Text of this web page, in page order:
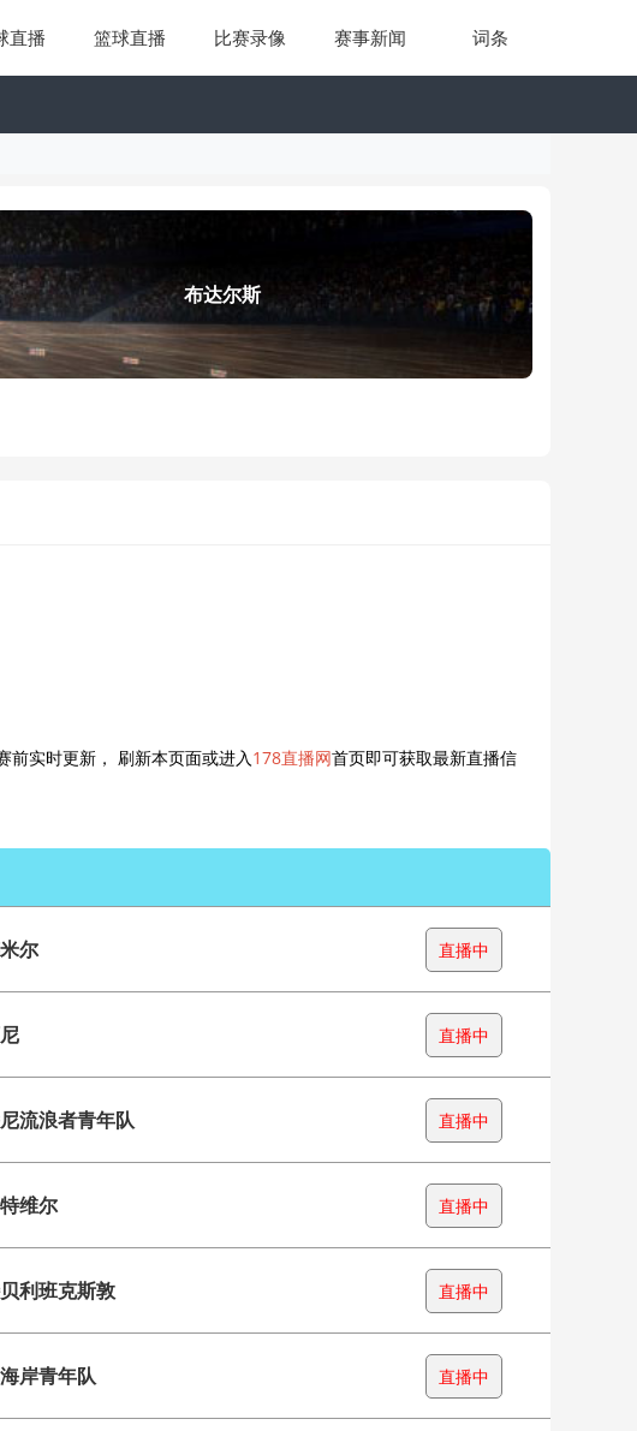
直播 篮球直播 比赛录像 赛事新闻 词条
布达尔斯
前实时更新， 刷新本页面或进入178直播网首页即可获取最新直播信
尔 直播中
直播中
流浪者青年队 直播中
维尔 直播中
利班克斯敦 直播中
岸青年队 直播中